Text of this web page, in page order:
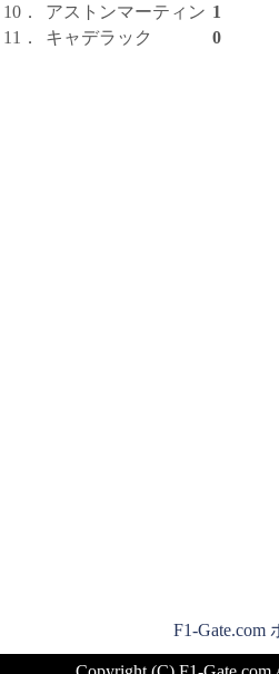
10．
アストンマーティン 1
11．
キャデラック 0
F1-Gate.com